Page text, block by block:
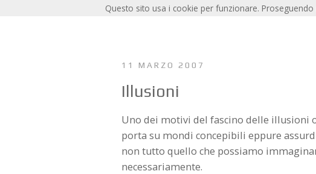
11 MARZO 2007
Illusioni
Uno dei motivi del fascino delle illusioni
porta su mondi concepibili eppure
non tutto quello che possiamo
necessariamente.
Questo sito usa i cookie per funzionare.